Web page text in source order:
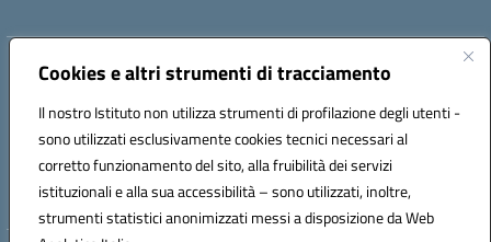
Cookies e altri strumenti di tracciamento
Il nostro Istituto non utilizza strumenti di profilazione degli utenti -
sono utilizzati esclusivamente cookies tecnici necessari al
corretto funzionamento del sito, alla fruibilità dei servizi
istituzionali e alla sua accessibilità – sono utilizzati, inoltre,
strumenti statistici anonimizzati messi a disposizione da Web
Indirizzo:Via Carducci Settimo San Pietro (CA)
Posta elettronica certificata (PEC):CAIC84700T@pec.istruzione.it
Codice fiscale: 92105840927
Codice meccanografico: CAIC84700T